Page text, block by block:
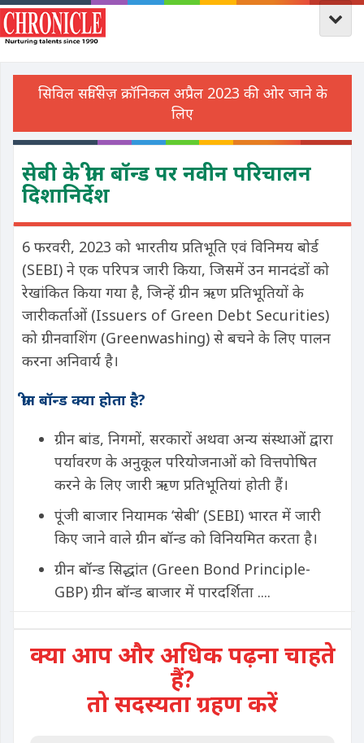
सेबी के ग्रीन बॉन्ड पर नवीन परिचालन
दिशानिर्देश
6 फरवरी, 2023 को भारतीय प्रतिभूति एवं विनिमय बोर्ड
(SEBI) ने एक परिपत्र जारी किया, जिसमें उन मानदंडों को
रेखांकित किया गया है, जिन्हें ग्रीन ऋण प्रतिभूतियों के
जारीकर्ताओं (Issuers of Green Debt Securities)
को ग्रीनवाशिंग (Greenwashing) से बचने के लिए पालन
करना अनिवार्य है।
ग्रीन बॉन्ड क्या होता है?
ग्रीन बांड, निगमों, सरकारों अथवा अन्य संस्थाओं द्वारा
पर्यावरण के अनुकूल परियोजनाओं को वित्तपोषित
करने के लिए जारी ऋण प्रतिभूतियां होती हैं।
पूंजी बाजार नियामक ‘सेबी’ (SEBI) भारत में जारी
किए जाने वाले ग्रीन बॉन्ड को विनियमित करता है।
ग्रीन बॉन्ड सिद्धांत (Green Bond Principle-
GBP) ग्रीन बॉन्ड बाजार में पारदर्शिता ....
क्या आप और अधिक पढ़ना चाहते
हैं?
तो सदस्यता ग्रहण करें